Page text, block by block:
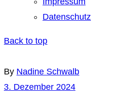
Datenschutz
Back to top
By Nadine Schwalb
3. Dezember 2024